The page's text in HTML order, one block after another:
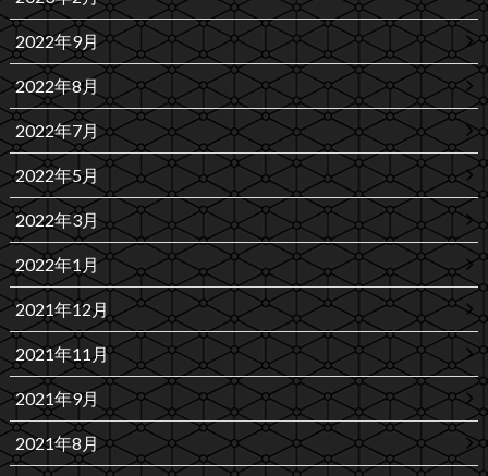
2022年9月
2022年8月
2022年7月
2022年5月
2022年3月
2022年1月
2021年12月
2021年11月
2021年9月
2021年8月